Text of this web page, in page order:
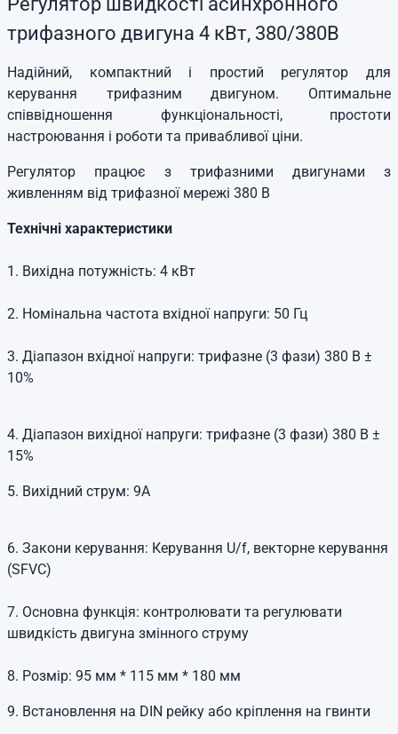
трифазного двигуна 4 кВт, 380/380В
Надійний, компактний і простий регулятор для
керування трифазним двигуном. Оптимальне
співвідношення функціональності, простоти
настроювання і роботи та привабливої ціни.
Регулятор працює з трифазними двигунами з
живленням від трифазної мережі 380 В
Технічні характеристики
1. Вихідна потужність: 4 кВт
2. Номінальна частота вхідної напруги: 50 Гц
3. Діапазон вхідної напруги: трифазне (3 фази) 380 В ±
10%
4. Діапазон вихідної напруги: трифазне (3 фази) 380 В ±
15%
5. Вихідний струм: 9А
6. Закони керування: Керування U/f, векторне керування
(SFVC)
7. Основна функція: контролювати та регулювати
швидкість двигуна змінного струму
8. Розмір: 95 мм * 115 мм * 180 мм
9. Встановлення на DIN рейку або кріплення на гвинти